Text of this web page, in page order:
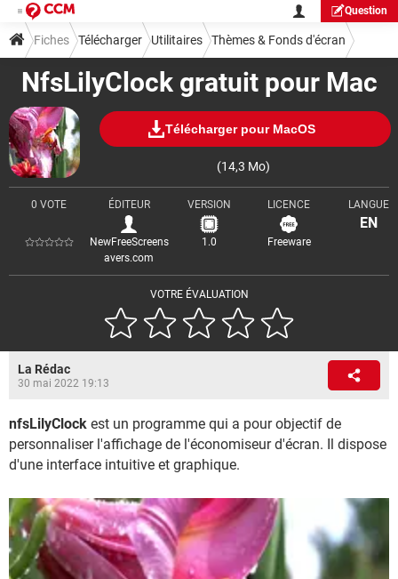
Question
NfsLilyClock gratuit pour Mac
Télécharger pour MacOS
(14,3 Mo)
VOTRE ÉVALUATION
0 VOTE ÉDITEUR
NewFreeScreens
avers.com
VERSION
1.0
LICENCE
Freeware
LANGUE
EN
Fiches Télécharger Utilitaires Thèmes & Fonds d'écran
La Rédac
30 mai 2022 19:13
nfsLilyClock est un programme qui a pour objectif de
personnaliser l'affichage de l'économiseur d'écran. Il dispose
d'une interface intuitive et graphique.